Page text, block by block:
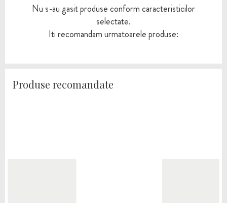
Nu s-au gasit produse conform caracteristicilor
selectate.
Iti recomandam urmatoarele produse:
Produse recomandate